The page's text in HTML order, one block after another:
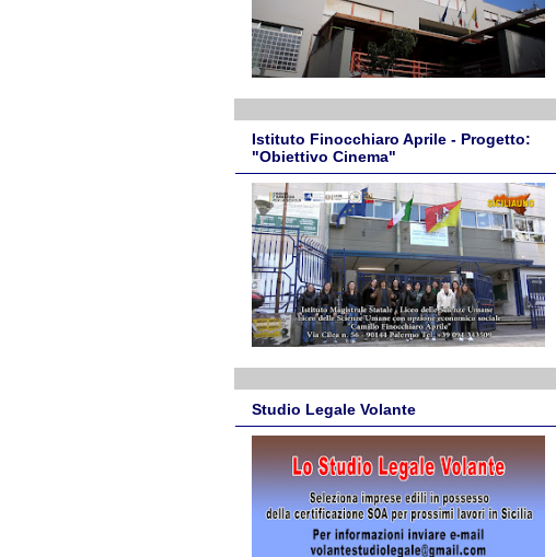
Istituto Finocchiaro Aprile - Progetto:
"Obiettivo Cinema"
Studio Legale Volante